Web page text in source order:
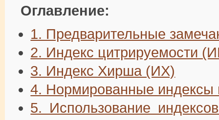
Оглавление:
1. Предварительные
2. Индекс цитрируемости
3. Индекс Хирша (ИХ)
4. Нормированные индексы
5. Использование